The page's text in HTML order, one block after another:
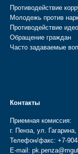
Противодействие
Молодежь против
Противодействие
Обращение граждан
Часто задаваемые
Контакты
Приемная комиссия:
г. Пенза, ул.
Телефон/факс: +7-
E-mail: